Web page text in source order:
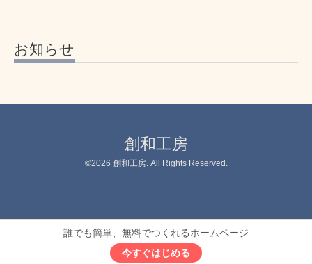
お知らせ
創和工房
©2026 創和工房. All Rights Reserved.
誰でも簡単、無料でつくれるホームページ
今すぐはじめる